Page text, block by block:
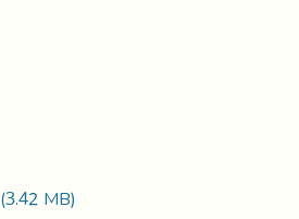
(3.42 MB)